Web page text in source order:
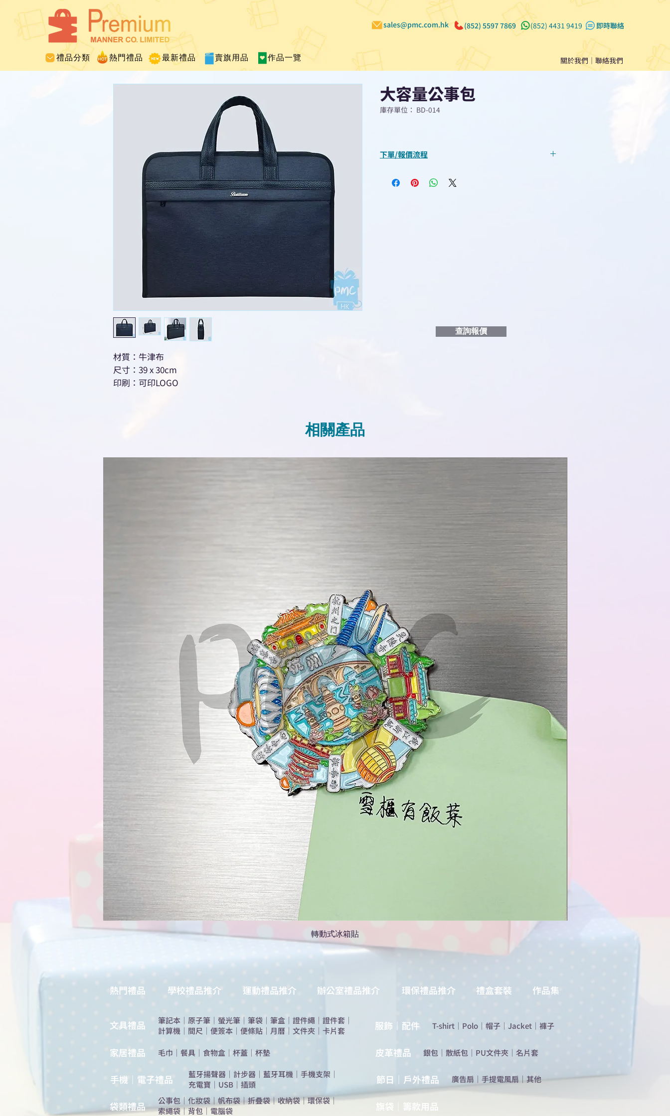
禮品分類 熱門禮品 最新禮品 賣旗用品 作品一覽
sales@pmc.com.hk (852) 5597 7869 (852) 4431 9419 ​即時聯絡
關於我們 ｜聯絡我們
材質：牛津布
尺寸：39 x 30cm
印刷：可印LOGO
大容量公事包
庫存單位： BD-014
下單/報價流程
查詢或報價”
查詢報價
相關產品
轉動式冰箱貼
熱門禮品 學校禮品推介 運動禮品推介 辦公室禮品推介 環保禮品推介 禮盒套裝 作品集
​文具禮品 筆記本 ｜ 原子筆 ｜ 螢光筆 ｜ 筆袋 ｜ 筆盒 ｜ 證件繩 ｜ 證件套 ｜
計算機 ｜ 間尺 ｜ 便簽本 ｜ 便條貼 ｜ 月曆 ｜ 文件夾 ｜ 卡片套
​家居禮品 ​毛巾 ｜ 餐具 ｜ 食物盒 ｜ 杯蓋 ｜ 杯墊
手機｜電子禮品 ​藍牙揚聲器 ｜ 計步器 ｜ 藍牙耳機 ｜ 手機支架 ｜
充電寶 ｜ USB ｜ 插頭
​袋類禮品 公事包 ｜ 化妝袋 ｜ 帆布袋 ｜ 折疊袋｜收納袋｜環保袋｜
索繩袋｜背包 ｜ 電腦袋
服飾｜配件 T-shirt ｜ Polo ｜ 帽子 ｜ Jacket ｜ 褲子
​皮革禮品 ​銀包 ｜ 散紙包 ｜ PU文件夾 ｜ 名片套
節日｜戶外禮品 ​廣告扇 ｜ 手提電風扇 ｜其他
旗袋｜籌款用品